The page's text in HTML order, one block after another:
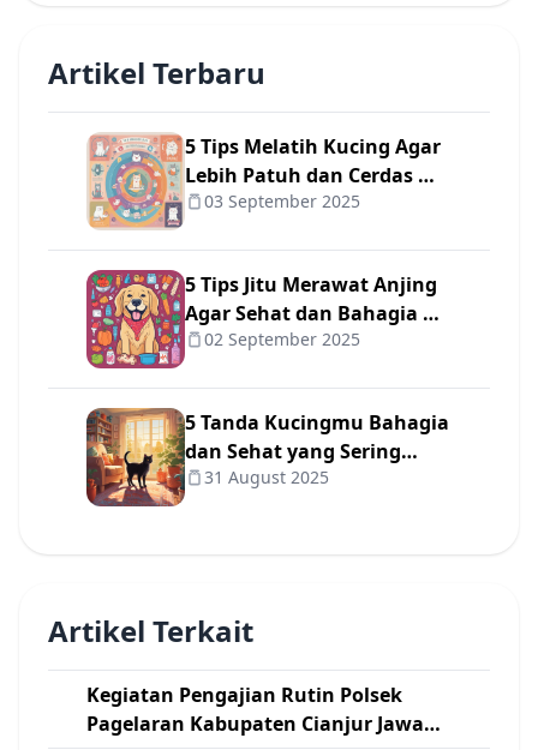
Artikel Terbaru
5 Tips Melatih Kucing Agar
Lebih Patuh dan Cerdas 🐾
✨03 September 2025
5 Tips Jitu Merawat Anjing
Agar Sehat dan Bahagia 🐾
❤️02 September 2025
5 Tanda Kucingmu Bahagia
dan Sehat yang Sering
Diabaikan Pemilik 😺
31 August 2025
Artikel Terkait
Kegiatan Pengajian Rutin Polsek
Pagelaran Kabupaten Cianjur Jawa